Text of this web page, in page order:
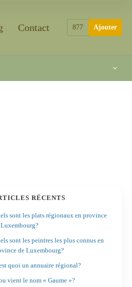
Contact 877 Ajouter
RÉCENTS
sont les plats régionaux en province
sont les peintres les plus connus en
de Luxembourg?
quoi un annuaire régional?
vient le nom « Gaume »?